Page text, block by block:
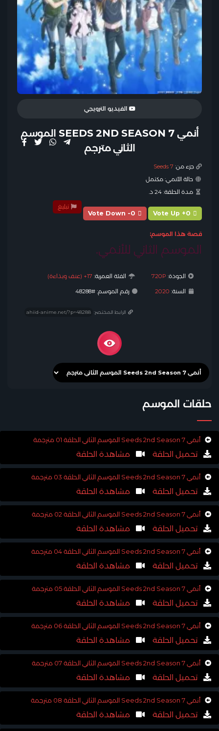
الفيديو الترويجي
أنمي 7 SEEDS 2ND SEASON الموسم
الثاني مترجم
جزء من: 7 Seeds
حالة الأنمي:مكتمل
مدة الحلقة:24 د.
Vote Up +0
Vote Down -0
تبليغ
قصة هذا الموسم:
الموسم الثاني للأنمي.
الجودة: 720P الفئة العمرية: 17+ (عنف وبذاءة)
السنة: 2020 رقم الموسم: #48288
الرابط المختصر:
حلقات الموسم
أنمي 7 Seeds 2nd Season الموسم الثاني الحلقة 01 مترجمة
تحميل الحلقة مشاهدة الحلقة
أنمي 7 Seeds 2nd Season الموسم الثاني الحلقة 03 مترجمة
تحميل الحلقة مشاهدة الحلقة
أنمي 7 Seeds 2nd Season الموسم الثاني الحلقة 02 مترجمة
تحميل الحلقة مشاهدة الحلقة
أنمي 7 Seeds 2nd Season الموسم الثاني الحلقة 04 مترجمة
تحميل الحلقة مشاهدة الحلقة
أنمي 7 Seeds 2nd Season الموسم الثاني الحلقة 05 مترجمة
تحميل الحلقة مشاهدة الحلقة
أنمي 7 Seeds 2nd Season الموسم الثاني الحلقة 06 مترجمة
تحميل الحلقة مشاهدة الحلقة
أنمي 7 Seeds 2nd Season الموسم الثاني الحلقة 07 مترجمة
تحميل الحلقة مشاهدة الحلقة
أنمي 7 Seeds 2nd Season الموسم الثاني الحلقة 08 مترجمة
تحميل الحلقة مشاهدة الحلقة